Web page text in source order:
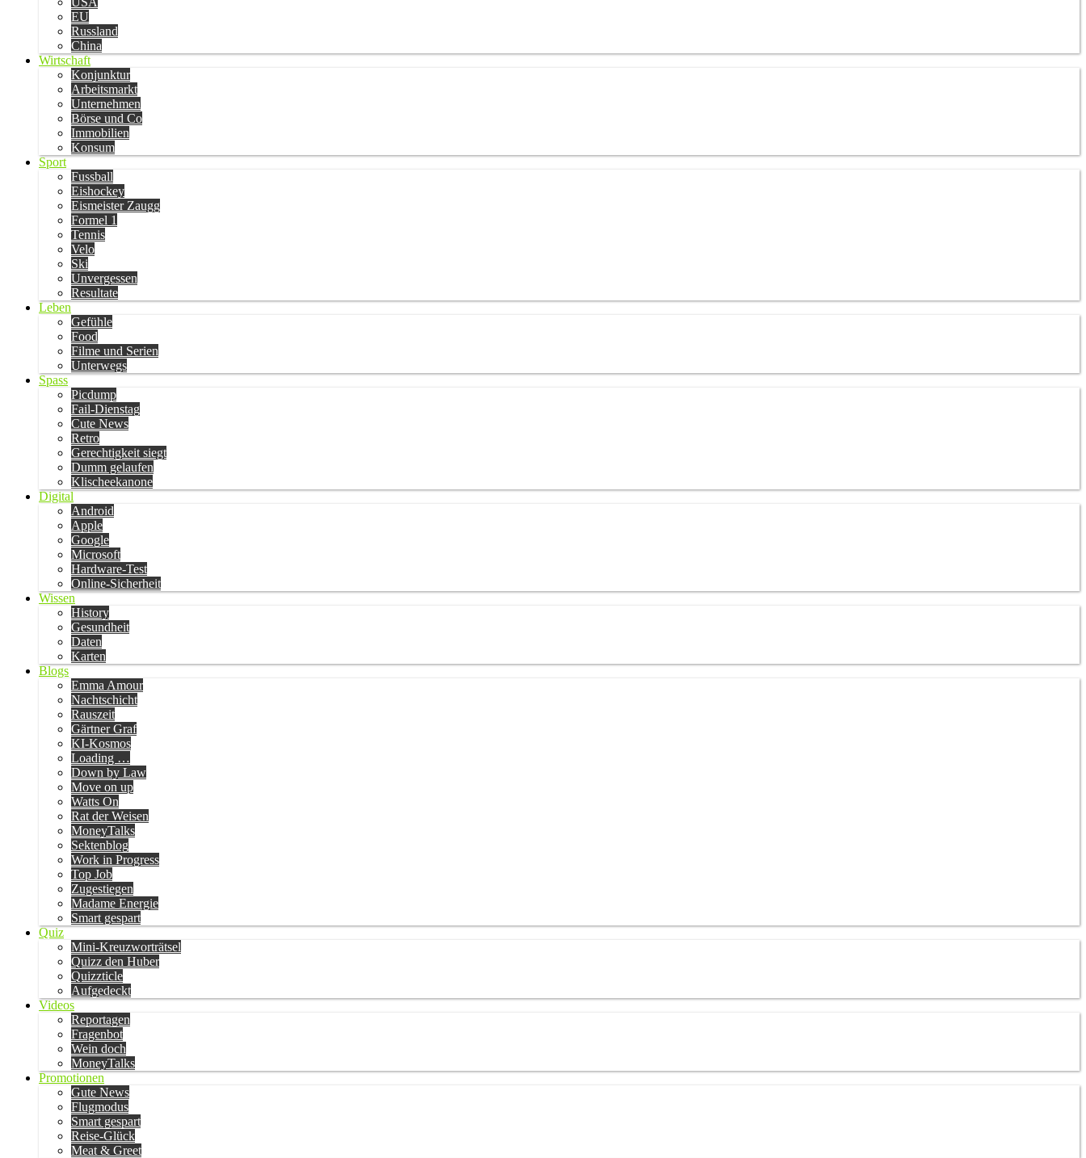
EU
Russland
China
Wirtschaft
Konjunktur
Arbeitsmarkt
Unternehmen
Börse und Co
Immobilien
Konsum
Sport
Fussball
Eishockey
Eismeister Zaugg
Formel 1
Tennis
Velo
Ski
Unvergessen
Resultate
Leben
Gefühle
Food
Filme und Serien
Unterwegs
Spass
Picdump
Fail-Dienstag
Cute News
Retro
Gerechtigkeit siegt
Dumm gelaufen
Klischeekanone
Digital
Android
Apple
Google
Microsoft
Hardware-Test
Online-Sicherheit
Wissen
History
Gesundheit
Daten
Karten
Blogs
Emma Amour
Nachtschicht
Rauszeit
Gärtner Graf
KI-Kosmos
Loading …
Down by Law
Move on up
Watts On
Rat der Weisen
MoneyTalks
Sektenblog
Work in Progress
Top Job
Zugestiegen
Madame Energie
Smart gespart
Quiz
Mini-Kreuzworträtsel
Quizz den Huber
Quizzticle
Aufgedeckt
Videos
Reportagen
Fragenbot
Wein doch
MoneyTalks
Promotionen
Gute News
Flugmodus
Smart gespart
Reise-Glück
Meat & Greet